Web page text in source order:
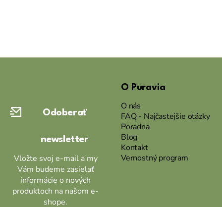
Odoberať
newsletter
Vložte svoj e-mail a my
Vám budeme zasielať
informácie o nových
produktoch na našom e-
shope.
O Puravia
O nás
FAQ - Najčastejšie otázky
Poradna
Blog
Kontakt
Vernostný program